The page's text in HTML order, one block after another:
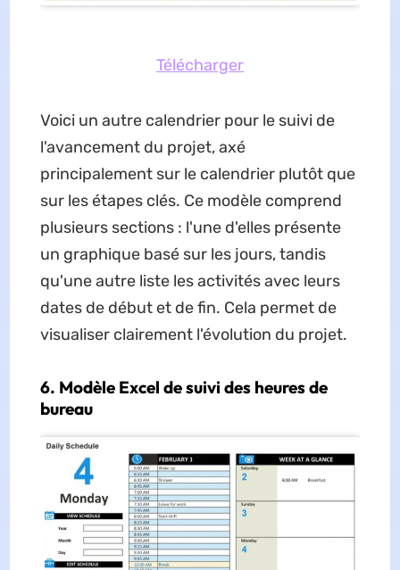
Télécharger
Voici un autre calendrier pour le suivi de
l'avancement du projet, axé
principalement sur le calendrier plutôt que
sur les étapes clés. Ce modèle comprend
plusieurs sections : l'une d'elles présente
un graphique basé sur les jours, tandis
qu'une autre liste les activités avec leurs
dates de début et de fin. Cela permet de
visualiser clairement l'évolution du projet.
6. Modèle Excel de suivi des heures de
bureau